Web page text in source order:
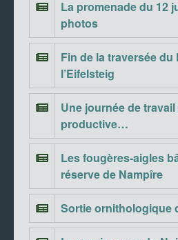
La promenade du 12
photos
Fin de la traversée du
l’Eifelsteig
Une journée de
productive…
Les fougères-aigles
réserve de Nampîre
Sortie ornithologique